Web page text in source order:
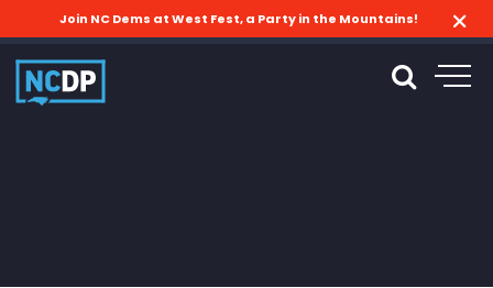
Join NC Dems at West Fest, a Party in the Mountains!